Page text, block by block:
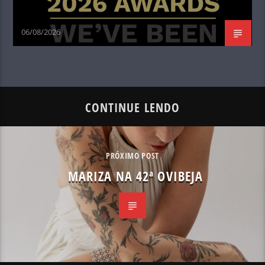
06/08/2026
CONTINUE LENDO
PRÓXIMO POST
MARIZA NA 42ª OVIBEJA